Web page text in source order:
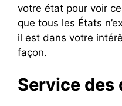
votre état pour voir
que tous les États
il est dans votre
façon.
Service des